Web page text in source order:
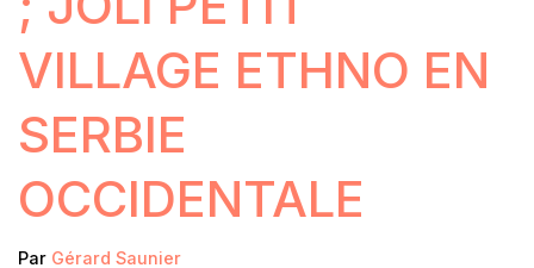
VILLAGE ETHNO EN
SERBIE
OCCIDENTALE
Par Gérard Saunier